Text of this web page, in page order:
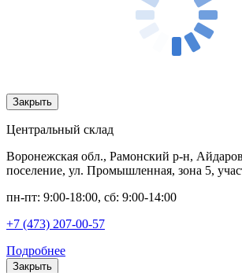
Закрыть
Центральный склад
Воронежская обл., Рамонский р-н,
поселение, ул. Промышленная, зона 5,
пн-пт: 9:00-18:00, сб: 9:00-14:00
+7 (473) 207-00-57
Подробнее
Закрыть